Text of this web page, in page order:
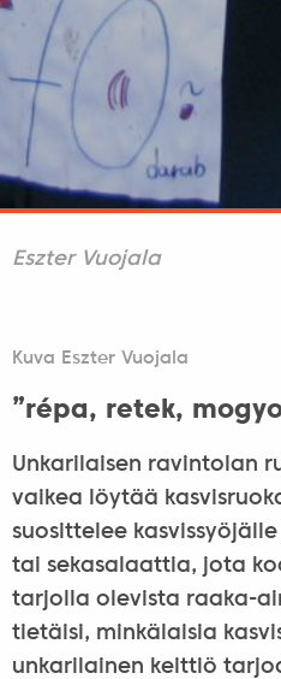
Eszter Vuojala
Kuva Eszter Vuojala
”répa, retek,
Unkarilaisen ravintolan
vaikea löytää
suosittelee
tai sekasalaattia, jota
tarjolla olevista raaka-
tietäisi, minkälaisia
unkarilainen keittiö